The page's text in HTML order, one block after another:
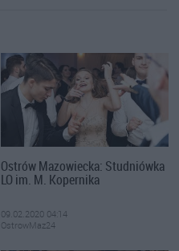
Ostrów Mazowiecka: Studniówka
LO im. M. Kopernika
09.02.2020 04:14
OstrowMaz24